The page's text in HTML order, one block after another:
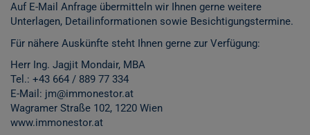
Auf E-Mail Anfrage übermitteln wir Ihnen gerne weitere
Unterlagen, Detailinformationen sowie Besichtigungstermine.
Für nähere Auskünfte steht Ihnen gerne zur Verfügung:
Herr Ing. Jagjit Mondair, MBA
Tel.: +43 664 / 889 77 334
E-Mail: jm@immonestor.at
Wagramer Straße 102, 1220 Wien
www.immonestor.at